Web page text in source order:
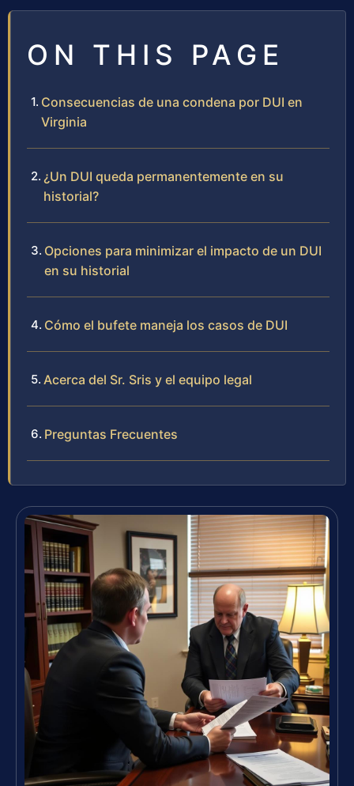
ON THIS PAGE
Consecuencias de una condena por DUI en
Virginia
¿Un DUI queda permanentemente en su
historial?
Opciones para minimizar el impacto de un DUI
en su historial
Cómo el bufete maneja los casos de DUI
Acerca del Sr. Sris y el equipo legal
Preguntas Frecuentes